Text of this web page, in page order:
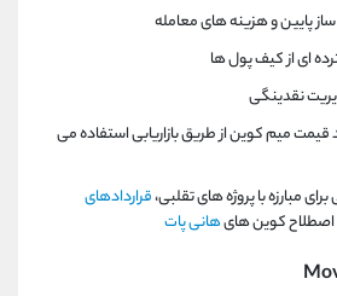
پایین و هزینه های معامله
ای از کیف پول ها
نقدینگی
میم کوین از طریق بازاریابی استفاده می
مبارزه با پروژه های تقلبی،قراردادهای
کوین هایهانی پات